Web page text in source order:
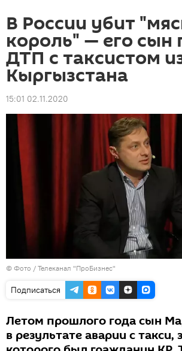
В России убит
король" — его сын
ДТП с таксистом
Кыргызстана
15:01 02.11.2020
© Фото / Телеканал "ПроБизнес"
Подписаться
Летом прошлого года сын
в результате аварии с такси,